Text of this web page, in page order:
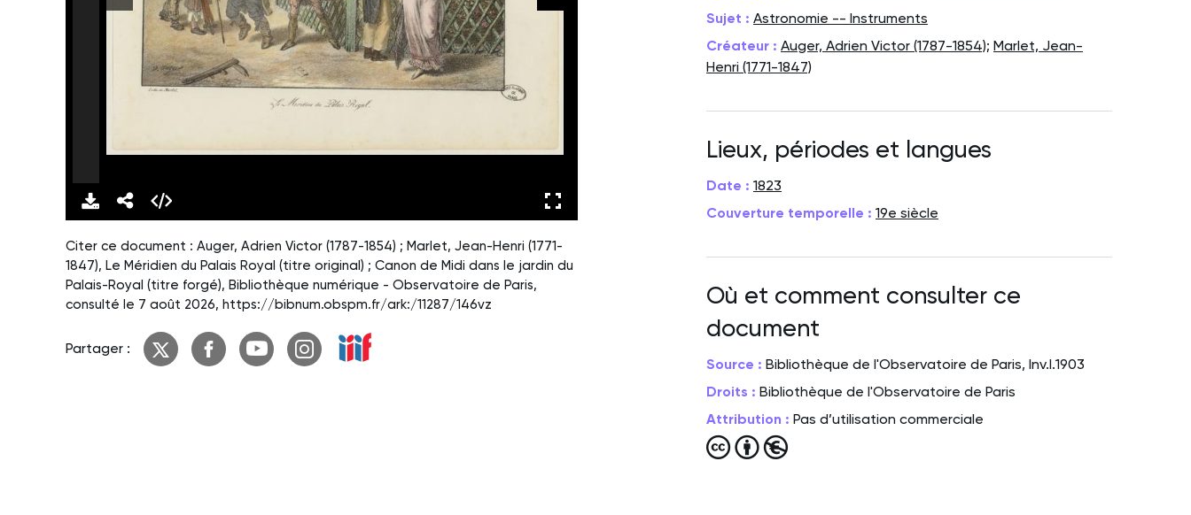
Citer ce document : Auger, Adrien Victor (1787-1854) ; Marlet, Jean-Henri (1771-
1847), Le Méridien du Palais Royal (titre original) ; Canon de Midi dans le jardin du
Palais-Royal (titre forgé), Bibliothèque numérique - Observatoire de Paris,
consulté le 7 août 2026, https://bibnum.obspm.fr/ark:/11287/146vz
Partager :
Sujet : Astronomie -- Instruments
Créateur : Auger, Adrien Victor (1787-1854); Marlet, Jean-
Henri (1771-1847)
Lieux, périodes et langues
Date : 1823
Couverture temporelle : 19e siècle
Où et comment consulter ce
document
Source : Bibliothèque de l'Observatoire de Paris, Inv.I.1903
Droits : Bibliothèque de l'Observatoire de Paris
Attribution : Pas d’utilisation commerciale